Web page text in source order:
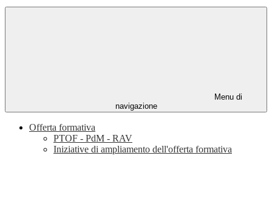
Menu di
navigazione
Offerta formativa
PTOF - PdM - RAV
Iniziative di ampliamento dell'offerta formativa